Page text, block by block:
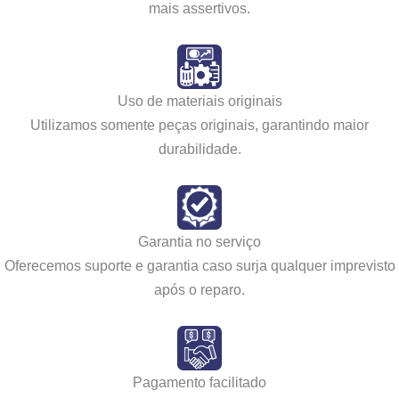
mais assertivos.
Uso de materiais originais
Utilizamos somente peças originais, garantindo maior
durabilidade.
Garantia no serviço
Oferecemos suporte e garantia caso surja qualquer imprevisto
após o reparo.
Pagamento facilitado